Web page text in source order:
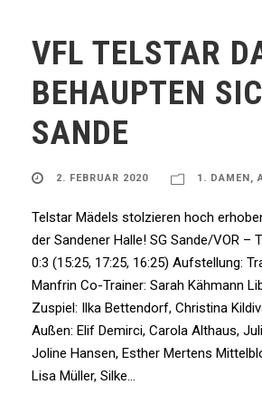
VFL TELSTAR
BEHAUPTEN
SANDE
2. FEBRUAR 2020 1. DAMEN,
Telstar Mädels stolzieren hoch
der Sandener Halle! SG Sande/VOR –
0:3 (15:25, 17:25, 16:25) Aufstellung:
Manfrin Co-Trainer: Sarah Kähmann
Zuspiel: Ilka Bettendorf, Christina
Außen: Elif Demirci, Carola Althaus,
Joline Hansen, Esther Mertens
Lisa Müller, Silke...